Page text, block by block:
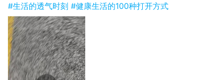
#生活的透气时刻 #健康生活的100种打开方式